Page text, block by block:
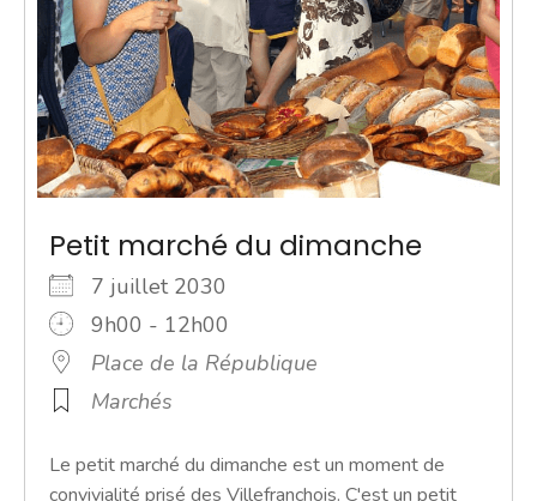
Petit marché du dimanche
7 juillet 2030
9h00 - 12h00
Place de la République
Marchés
Le petit marché du dimanche est un moment de
convivialité prisé des Villefranchois. C'est un petit